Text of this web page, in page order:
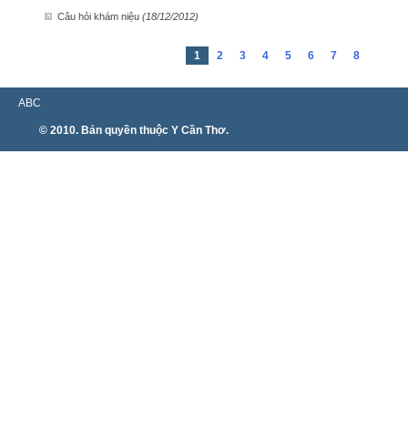
Câu hỏi khám niệu (18/12/2012)
1 2 3 4 5 6 7 8
ABC
© 2010. Bản quyền thuộc Y Cần Thơ.